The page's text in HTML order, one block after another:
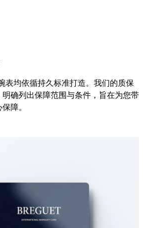
表均依循持久标准打造。我们的质保
确列出保障范围与条件，旨在为您带
障。